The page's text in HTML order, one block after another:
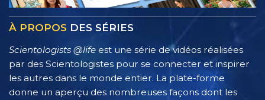
À PROPOS DES SÉRIES
Scientologists @life est une série de vidéos réalisées
par des Scientologistes pour se connecter et inspirer
les autres dans le monde entier. La plate-forme
donne un aperçu des nombreuses façons dont les